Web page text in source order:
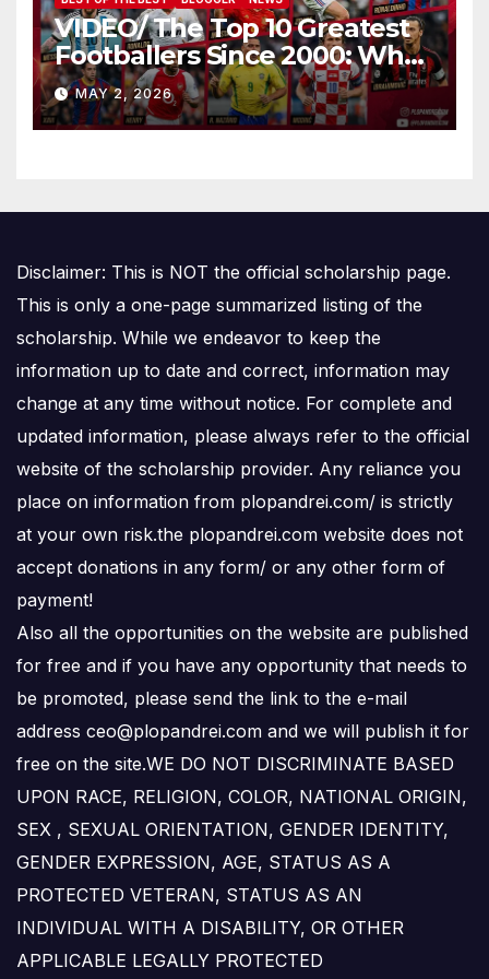
VIDEO/ The Top 10 Greatest
Footballers Since 2000: Who
Is Number One
MAY 2, 2026
Disclaimer: This is NOT the official scholarship page.
This is only a one-page summarized listing of the
scholarship. While we endeavor to keep the
information up to date and correct, information may
change at any time without notice. For complete and
updated information, please always refer to the official
website of the scholarship provider. Any reliance you
place on information from plopandrei.com/ is strictly
at your own risk.the plopandrei.com website does not
accept donations in any form/ or any other form of
payment!
Also all the opportunities on the website are published
for free and if you have any opportunity that needs to
be promoted, please send the link to the e-mail
address ceo@plopandrei.com and we will publish it for
free on the site.WE DO NOT DISCRIMINATE BASED
UPON RACE, RELIGION, COLOR, NATIONAL ORIGIN,
SEX , SEXUAL ORIENTATION, GENDER IDENTITY,
GENDER EXPRESSION, AGE, STATUS AS A
PROTECTED VETERAN, STATUS AS AN
INDIVIDUAL WITH A DISABILITY, OR OTHER
APPLICABLE LEGALLY PROTECTED